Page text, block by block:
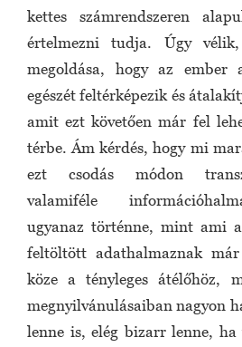
kettes számrendszeren
értelmezni tudja. Úgy
megoldása, hogy az ember
egészét feltérképezik és
amit ezt követően már fel
térbe. Ám kérdés, hogy mi
ezt csodás módon
valamiféle
ugyanaz történne, mint ami
feltöltött adathalmaznak
köze a tényleges átélőhöz,
megnyilvánulásaiban nagyon
lenne is, elég bizarr lenne,